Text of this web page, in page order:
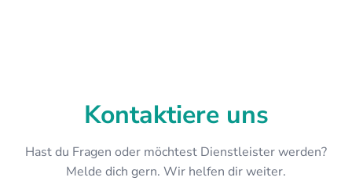
Kontaktiere uns
Hast du Fragen oder möchtest Dienstleister werden?
Melde dich gern. Wir helfen dir weiter.